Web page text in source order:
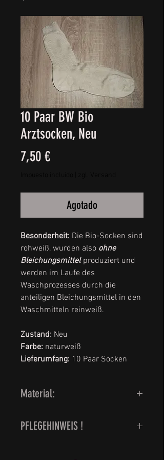
10 Paar BW Bio
Arztsocken, Neu
7,50 €Precio
Agotado
Besonderheit: Die Bio-Socken sind
rohweiß, wurden also ohne
Bleichungsmittelproduziert und
werden im Laufe des
Waschprozesses durch die
anteiligen Bleichungsmittel in den
Waschmitteln reinweiß.
Zustand: Neu
Farbe: naturweiß
Lieferumfang: 10 Paar Socken
Material:
PFLEGEHINWEIS !